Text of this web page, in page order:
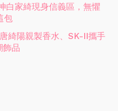
白家綺現身信義區，無懼
包
綺陽親製香水、SK-II攜手
飾品